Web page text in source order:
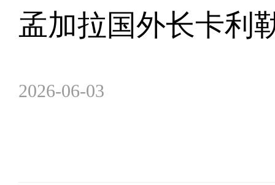
孟加拉国外长卡利
2026-06-03